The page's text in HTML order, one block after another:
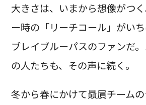
大きさは、いまから想像がつ
ー時の「リーチコール」がい
ブレイブルーパスのファンだ
の人たちも、その声に続く。
冬から春にかけて贔屓チーム